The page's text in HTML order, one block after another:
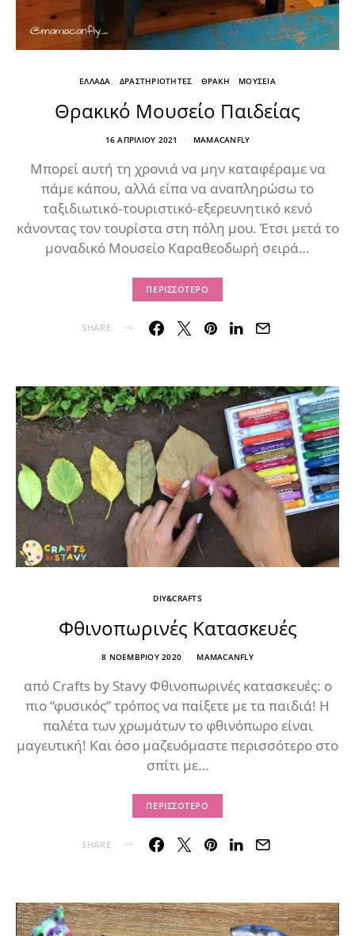
ΕΛΛΑΔΑ ΔΡΑΣΤΗΡΙΟΤΗΤΕΣ ΘΡΑΚΗ ΜΟΥΣΕΙΑ
Θρακικό Μουσείο Παιδείας
16 ΑΠΡΙΛΊΟΥ 2021 MAMACANFLY
Μπορεί αυτή τη χρονιά να μην καταφέραμε να
πάμε κάπου, αλλά είπα να αναπληρώσω το
ταξιδιωτικό-τουριστικό-εξερευνητικό κενό
κάνοντας τον τουρίστα στη πόλη μου. Έτσι μετά το
μοναδικό Μουσείο Καραθεοδωρή σειρά…
ΠΕΡΙΣΣΌΤΕΡΟ
SHARE
DIY&CRAFTS
Φθινοπωρινές Κατασκευές
8 ΝΟΕΜΒΡΊΟΥ 2020 MAMACANFLY
από Crafts by Stavy Φθινοπωρινές κατασκευές: ο
πιο “φυσικός” τρόπος να παίξετε με τα παιδιά! Η
παλέτα των χρωμάτων το φθινόπωρο είναι
μαγευτική! Και όσο μαζευόμαστε περισσότερο στο
σπίτι με…
ΠΕΡΙΣΣΌΤΕΡΟ
SHARE